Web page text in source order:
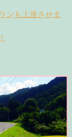
ンも上達させま